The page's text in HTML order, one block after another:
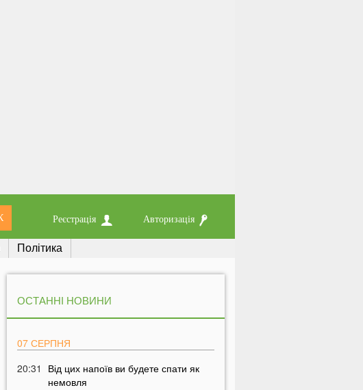
Реєстрація Авторизація
Політика
ОСТАННІ НОВИНИ
07 СЕРПНЯ
20:31
Від цих напоїв ви будете спати як
немовля